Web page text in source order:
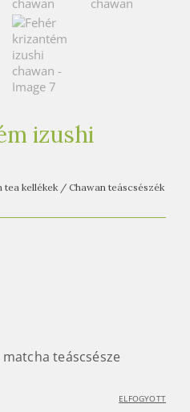
izushi
tea kellékek / Chawan teáscsészék
teáscsésze
ELFOGYOTT